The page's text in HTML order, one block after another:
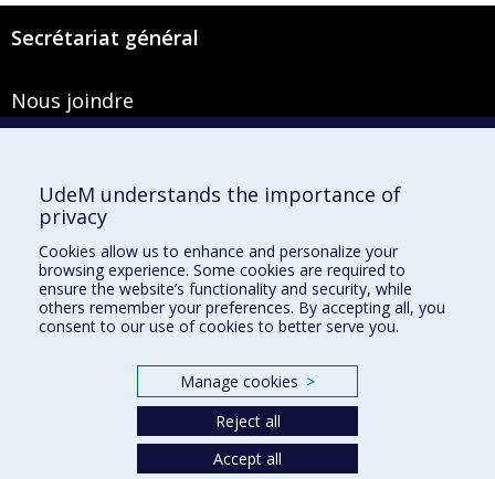
Secrétariat général
Nous joindre
Montréal (Québec) H3T 1J4
Courriel :secretariat-general@umontreal.ca
Admission
Plan du site
Accès au portail sécurisé du Secrétariat général
UdeM understands the importance of
privacy
Cookies allow us to enhance and personalize your
browsing experience. Some cookies are required to
ensure the website’s functionality and security, while
others remember your preferences. By accepting all, you
consent to our use of cookies to better serve you.
Manage cookies >
Reject all
Accept all